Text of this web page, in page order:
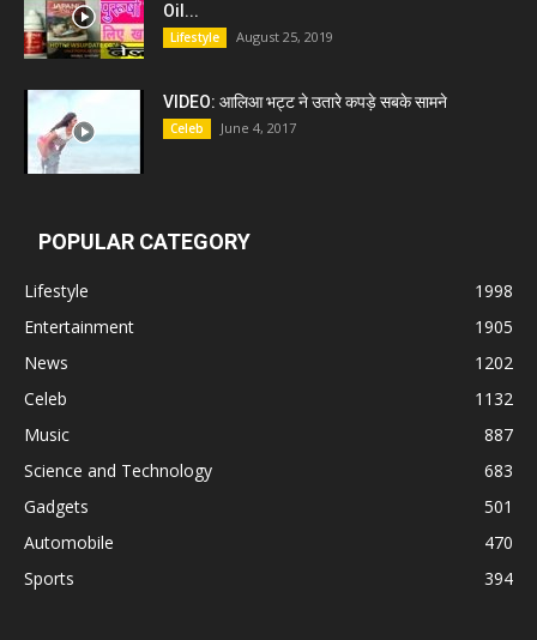
Oil...
Lifestyle August 25, 2019
VIDEO: आलिआ भट्ट ने उतारे कपड़े सबके सामने
Celeb June 4, 2017
POPULAR CATEGORY
Lifestyle
1998
Entertainment
1905
News
1202
Celeb
1132
Music
887
Science and Technology
683
Gadgets
501
Automobile
470
Sports
394